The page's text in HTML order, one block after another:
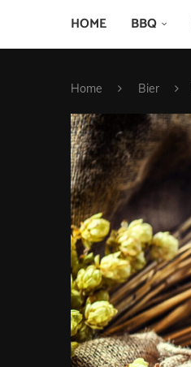
HOME BBQ
Home Bier